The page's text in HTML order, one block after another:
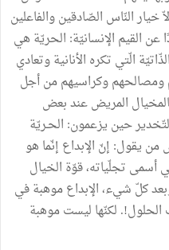
خيارالنّاس الصّادقينوالفاعلين
عن القيم الإنسانيّة: الحريّة هي
الّتي تكره الأنانيةوتعادي
ومصالحهموكراسيهممنأجل
المريضعندبعض
حين يزعمون: الحـريّة
من يقول: إنّ الإبداع إنّما هو
أسمى تجلّياته،قوّة الخيال
كلّ شيء،الإبداعموهبةفي
الحلول!. لكنّها ليستموهبة